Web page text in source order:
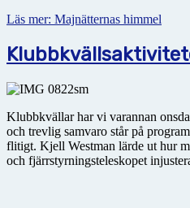
Läs mer: Majnätternas himmel
Klubbkvällar har vi varannan
och trevlig samvaro står på
flitigt. Kjell Westman lärde ut hur
och fjärrstyrningsteleskopet